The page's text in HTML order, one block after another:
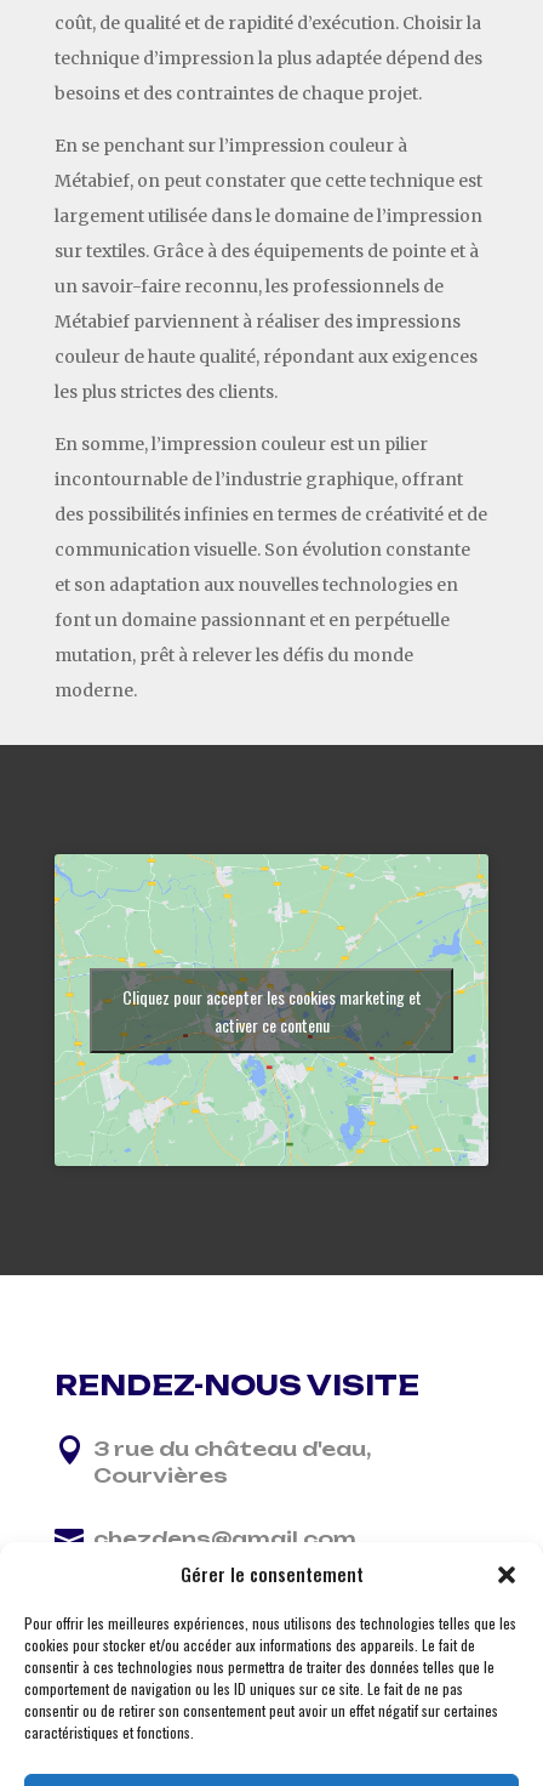
Gérer le consentement
Pour offrir les meilleures expériences, nous utilisons des technologies telles que les
cookies pour stocker et/ou accéder aux informations des appareils. Le fait de
consentir à ces technologies nous permettra de traiter des données telles que le
comportement de navigation ou les ID uniques sur ce site. Le fait de ne pas
consentir ou de retirer son consentement peut avoir un effet négatif sur certaines
caractéristiques et fonctions.
coût, de qualité et de rapidité d’exécution. Choisir la
technique d’impression la plus adaptée dépend des
besoins et des contraintes de chaque projet.
En se penchant sur l’impression couleur à
Métabief, on peut constater que cette technique est
largement utilisée dans le domaine de l’impression
sur textiles. Grâce à des équipements de pointe et à
un savoir-faire reconnu, les professionnels de
Métabief parviennent à réaliser des impressions
couleur de haute qualité, répondant aux exigences
les plus strictes des clients.
En somme, l’impression couleur est un pilier
incontournable de l’industrie graphique, offrant
des possibilités infinies en termes de créativité et de
communication visuelle. Son évolution constante
et son adaptation aux nouvelles technologies en
font un domaine passionnant et en perpétuelle
mutation, prêt à relever les défis du monde
moderne.
Cliquez pour accepter les cookies marketing et
activer ce contenu
RENDEZ-NOUS VISITE
 3 rue du château d'eau,
Courvières
 chezdens@gmail.com